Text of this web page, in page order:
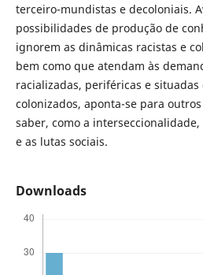
terceiro-mundistas e decoloniais.
possibilidades de produção de
ignorem as dinâmicas racistas e
bem como que atendam às
racializadas, periféricas e
colonizados, aponta-se para
saber, como a
e as lutas sociais.
Downloads